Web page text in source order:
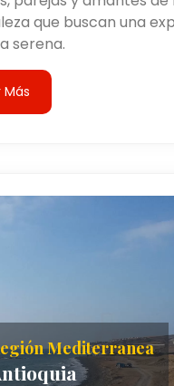
que buscan una
serena.
Más
Mediterranea